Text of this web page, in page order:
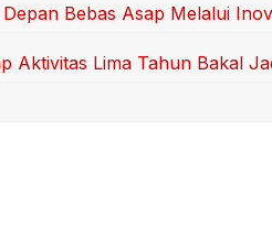
Bebas Asap Melalui
Lima Tahun Bakal